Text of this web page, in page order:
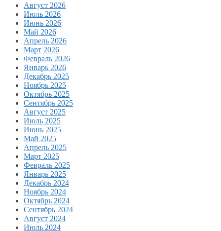
Август 2026
Июль 2026
Июнь 2026
Май 2026
Апрель 2026
Март 2026
Февраль 2026
Январь 2026
Декабрь 2025
Ноябрь 2025
Октябрь 2025
Сентябрь 2025
Август 2025
Июль 2025
Июнь 2025
Май 2025
Апрель 2025
Март 2025
Февраль 2025
Январь 2025
Декабрь 2024
Ноябрь 2024
Октябрь 2024
Сентябрь 2024
Август 2024
Июль 2024